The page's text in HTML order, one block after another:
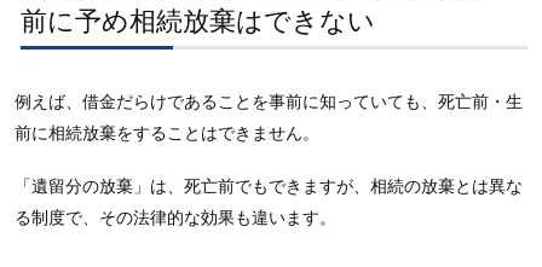
前に予め相続放棄はできない
例えば、借金だらけであることを事前に知っていても、死亡前・生
前に相続放棄をすることはできません。
「遺留分の放棄」は、死亡前でもできますが、相続の放棄とは異な
る制度で、その法律的な効果も違います。